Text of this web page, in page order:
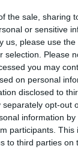
the sale, sharing
or sensitive
us, please use
selection. Please
you may
on personal
disclosed to
separately opt-out
information
participants.
to third parties on